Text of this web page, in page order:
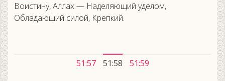
Воистину, Аллах — Наделяющий уделом,
Обладающий силой, Крепкий.
51:57 51:58 51:59